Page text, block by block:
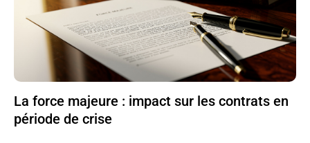
La force majeure : impact sur les contrats en
période de crise